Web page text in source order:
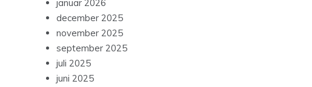
januar 2026
december 2025
november 2025
september 2025
juli 2025
juni 2025